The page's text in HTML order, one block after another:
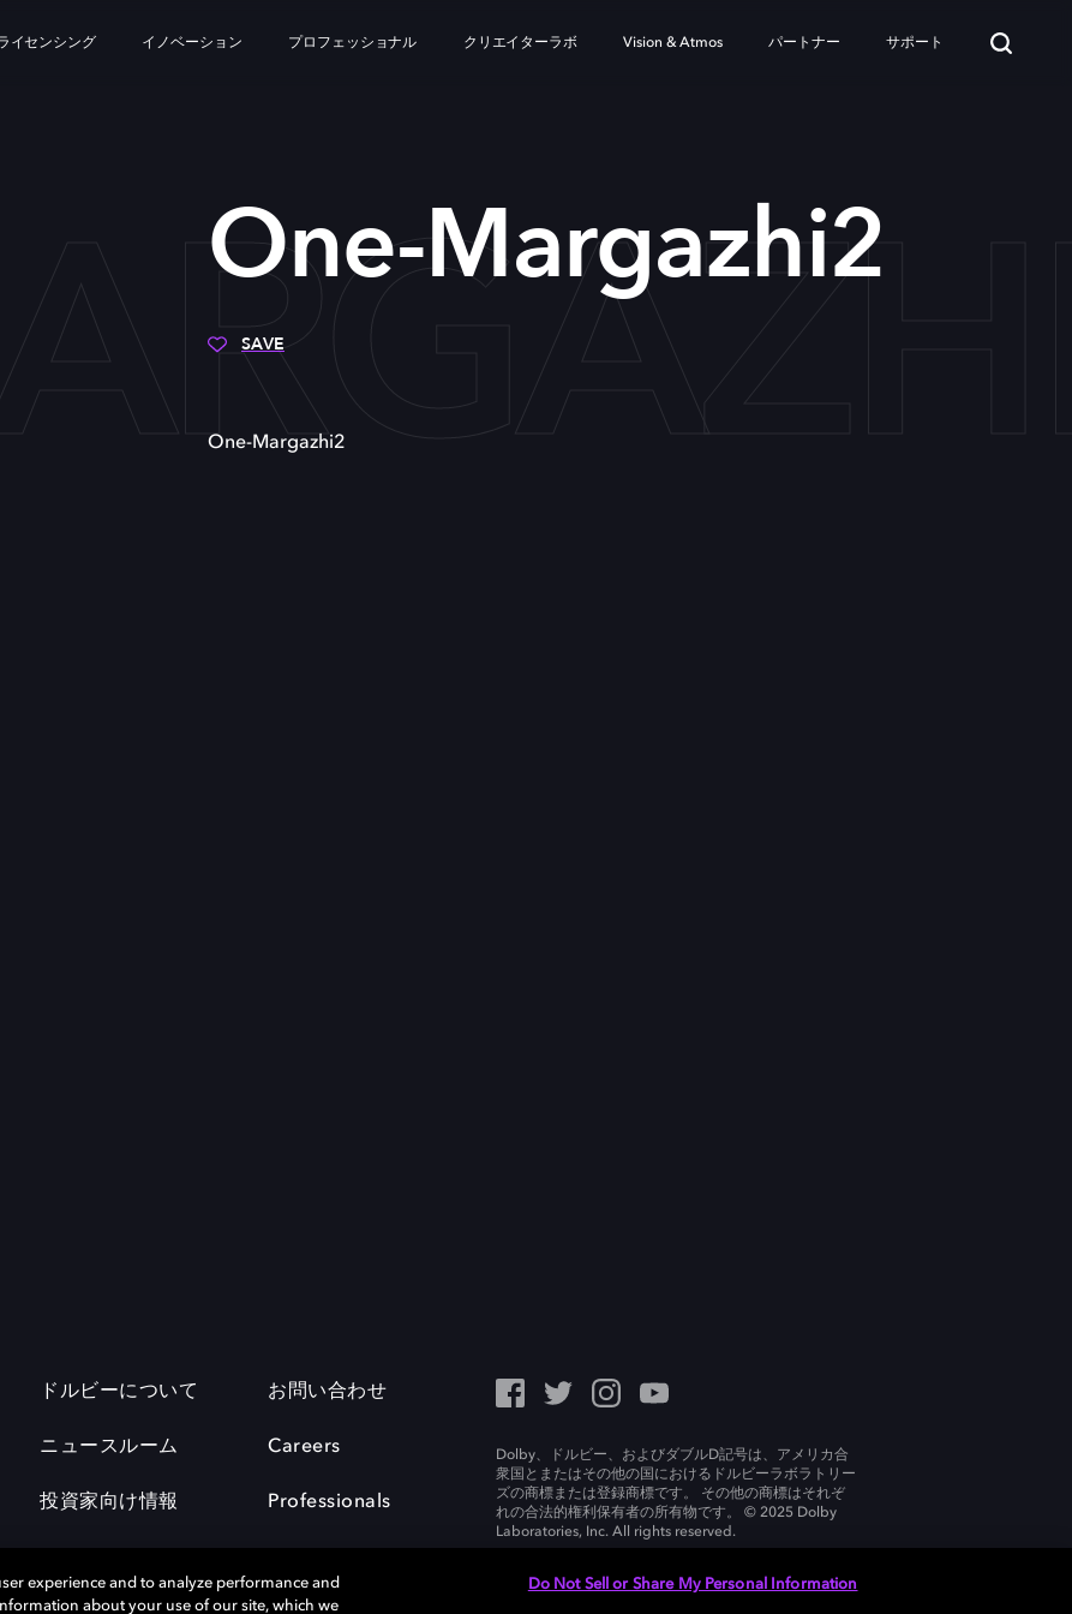
イセンシング イノベーション プロフェッショナル クリエイターラボ Vision & Atmos パートナー サポート
One-Margazhi2
SAVE
One-Margazhi2
ドルビーについて
ニュースルーム
投資家向け情報
お問い合わせ
Careers
Professionals
Dolby、ドルビー、およびダブルD記号は、アメリカ合
衆国とまたはその他の国におけるドルビーラボラトリー
ズの商標または登録商標です。 その他の商標はそれぞ
れの合法的権利保有者の所有物です。 © 2025 Dolby
Laboratories, Inc. All rights reserved.
experience and to analyze performance and
about your use of our site, which we
Do Not Sell or Share My Personal Information